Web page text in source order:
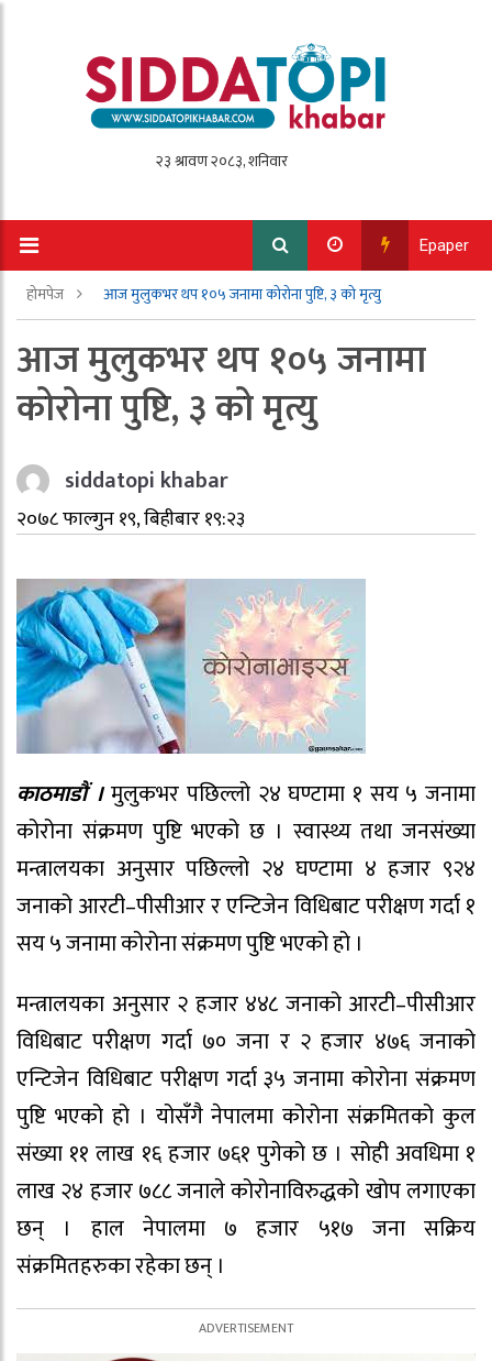
Epaper
होमपेज आज मुलुकभर थप १०५ जनामा कोरोना पुष्टि, ३ को मृत्यु
आज मुलुकभर थप १०५ जनामा
कोरोना पुष्टि, ३ को मृत्यु
siddatopi khabar
२०७८ फाल्गुन १९, बिहीबार १९:२३
काठमाडौं ।मुलुकभर पछिल्लो २४ घण्टामा १ सय ५ जनामा
कोरोना संक्रमण पुष्टि भएको छ । स्वास्थ्य तथा जनसंख्या
मन्त्रालयका अनुसार पछिल्लो २४ घण्टामा ४ हजार ९२४
जनाको आरटी–पीसीआर र एन्टिजेन विधिबाट परीक्षण गर्दा १
सय ५ जनामा कोरोना संक्रमण पुष्टि भएको हो ।
मन्त्रालयका अनुसार २ हजार ४४८ जनाको आरटी–पीसीआर
विधिबाट परीक्षण गर्दा ७० जना र २ हजार ४७६ जनाको
एन्टिजेन विधिबाट परीक्षण गर्दा ३५ जनामा कोरोना संक्रमण
पुष्टि भएको हो । योसँगै नेपालमा कोरोना संक्रमितको कुल
संख्या ११ लाख १६ हजार ७६१ पुगेको छ । सोही अवधिमा १
लाख २४ हजार ७८८ जनाले कोरोनाविरुद्धको खोप लगाएका
छन् । हाल नेपालमा ७ हजार ५१७ जना सक्रिय
संक्रमितहरुका रहेका छन् ।